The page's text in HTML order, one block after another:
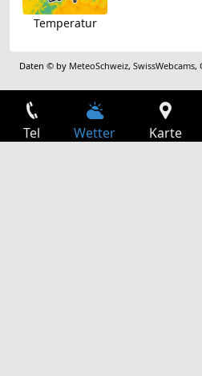
Temperatur
Daten © by MeteoSchweiz,SwissWebcams,
Tel Wetter Karte